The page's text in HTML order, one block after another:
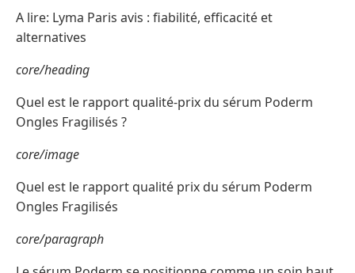
A lire: Lyma Paris avis : fiabilité, efficacité et
alternatives
core/heading
Quel est le rapport qualité-prix du sérum Poderm
Ongles Fragilisés ?
core/image
Quel est le rapport qualité prix du sérum Poderm
Ongles Fragilisés
core/paragraph